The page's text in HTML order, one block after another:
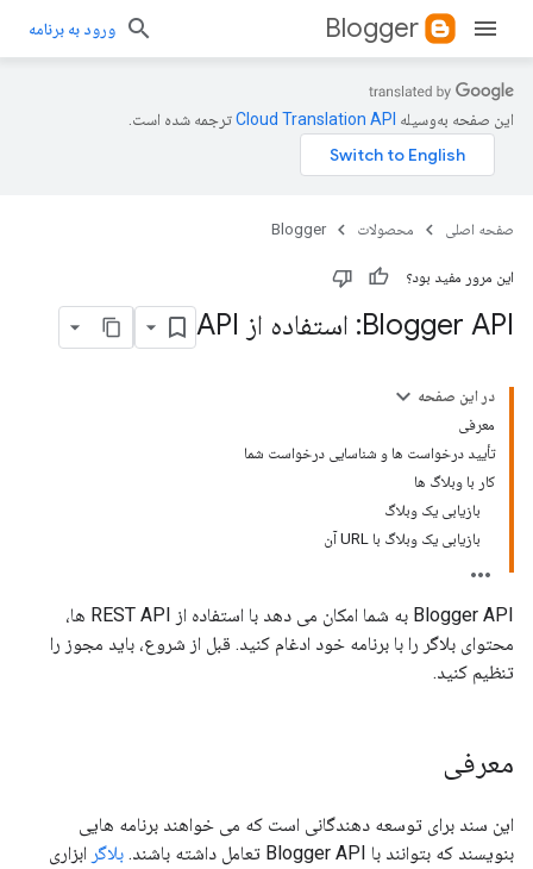
Blogger ورود به برنامه
این صفحه به‌وسیله ترجمه شده است.
صفحه اصلی محصولات Blogger
این مرور مفید بود؟
Blogger API: استفاده از API
در این صفحه
معرفی
تأیید درخواست ها و شناسایی درخواست شما
کار با وبلاگ ها
بازیابی یک وبلاگ
بازیابی یک وبلاگ با URL آن
Blogger API به شما امکان می دهد با استفاده از REST API ها،
محتوای بلاگر را با برنامه خود ادغام کنید. قبل از شروع، باید مجوز را
تنظیم کنید.
معرفی
این سند برای توسعه دهندگانی است که می خواهند برنامه هایی
بنویسند که بتوانند با Blogger API تعامل داشته باشند.
بلاگر ابزاری